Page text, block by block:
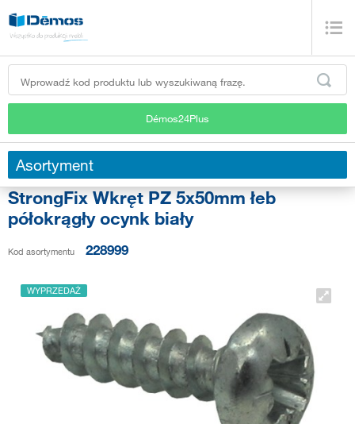
Démos24Plus
Asortyment
StrongFix Wkręt PZ 5x50mm łeb
półokrągły ocynk biały
Kod asortymentu 228999
WYPRZEDAŻ